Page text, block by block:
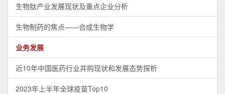
生物肽产业发展现状及重点企业分析
生物制药的焦点——合成生物学
业务发展
近10年中国医药行业并购现状和发展态势探析
2023年上半年全球疫苗Top10